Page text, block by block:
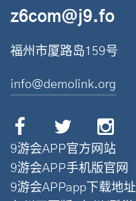
z6com@j9.fo
福州市厦路岛159号
info@demolink.org
9游会APP官方网站
9游会APP手机版官网
9游会APPapp下载地址